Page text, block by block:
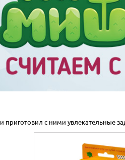
с ними увлекательные